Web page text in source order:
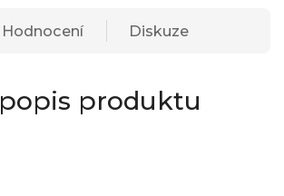
Hodnocení Diskuze
produktu